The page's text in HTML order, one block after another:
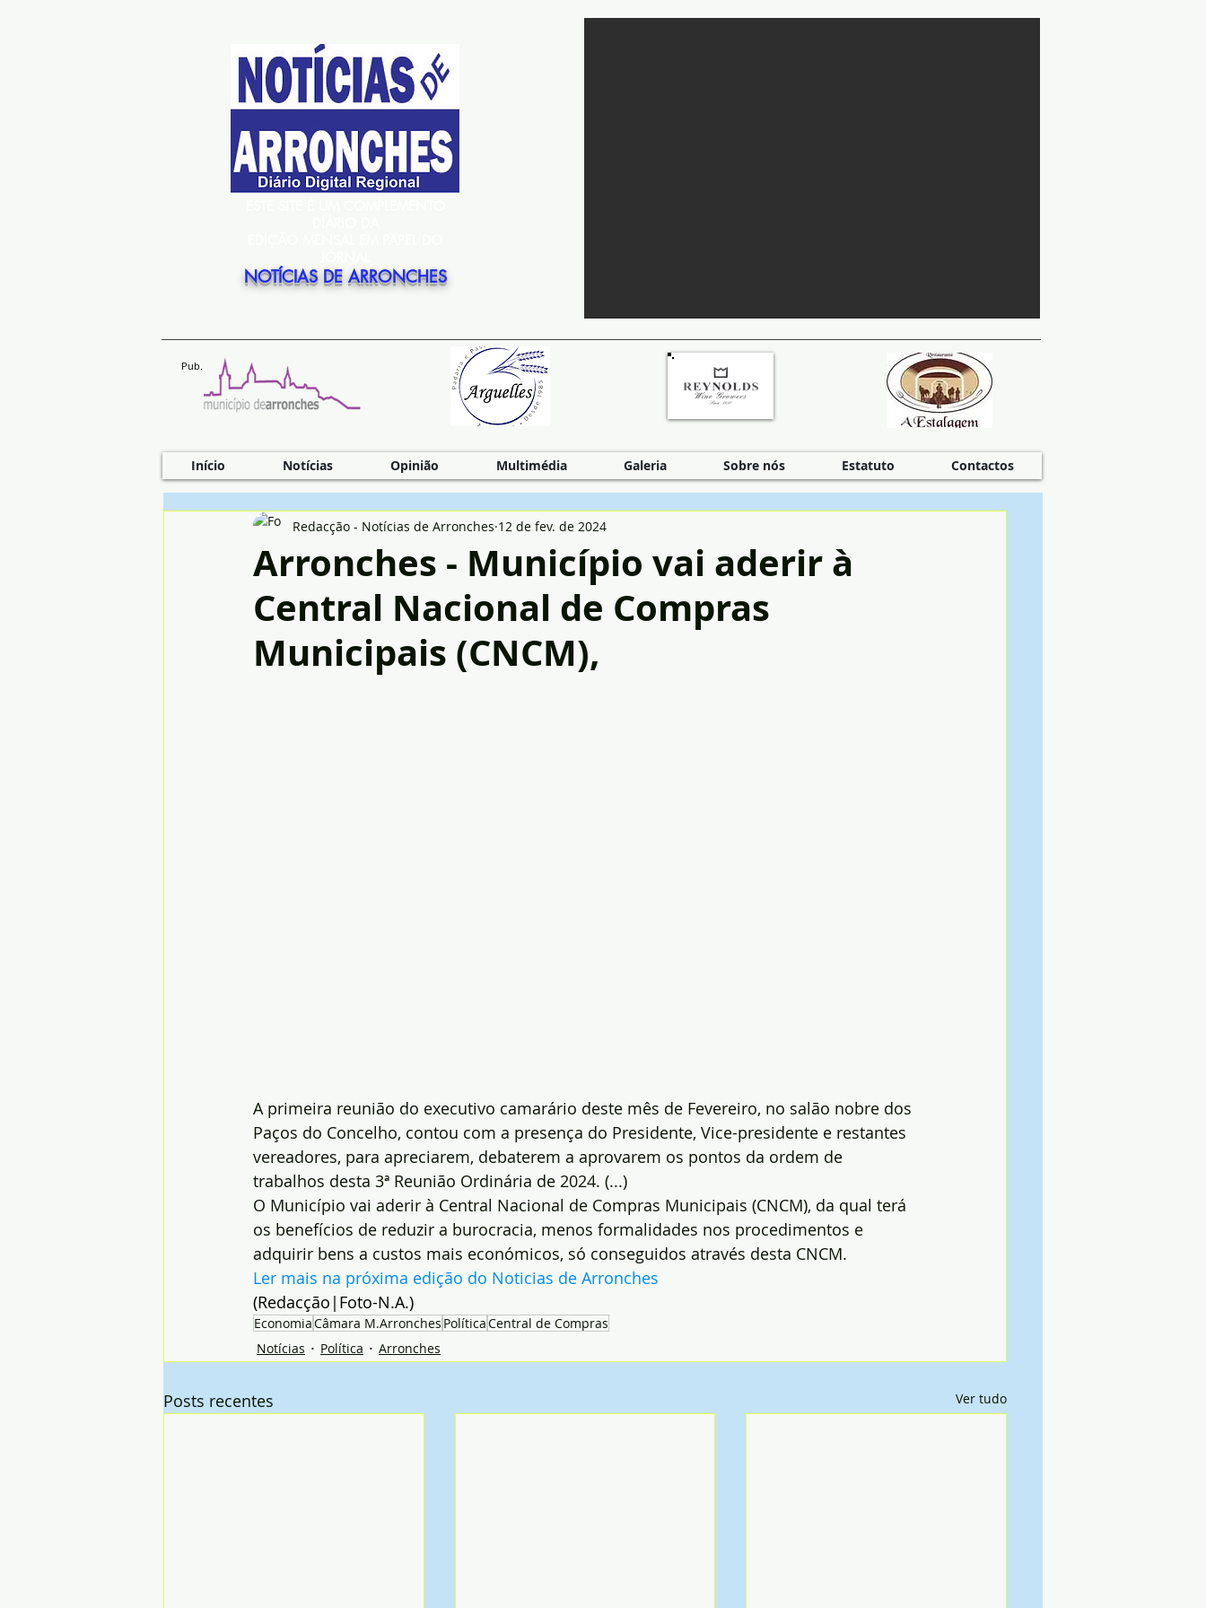
NOTÍCIAS DE ARRONCHES
Pub.
Início Notícias Opinião Multimédia Galeria Sobre nós Estatuto Contactos
Arronches - Município vai aderir à
Central Nacional de Compras
Municipais (CNCM),
Redacção - Notícias de Arronches 12 de fev. de 2024
A primeira reunião do executivo camarário deste mês de Fevereiro, no salão nobre dos
Paços do Concelho, contou com a presença do Presidente, Vice-presidente e restantes
vereadores, para apreciarem, debaterem a aprovarem os pontos da ordem de
trabalhos desta 3ª Reunião Ordinária de 2024. (...)
O Município vai aderir à Central Nacional de Compras Municipais (CNCM), da qual terá
os benefícios de reduzir a burocracia, menos formalidades nos procedimentos e
adquirir bens a custos mais económicos, só conseguidos através desta CNCM.
Ler mais na próxima edição do Noticias de Arronches
(Redacção|Foto-N.A.)
EconomiaCâmara M.Arronches PolíticaCentral de Compras
Notícias
Política Arronches
Posts recentes Ver tudo